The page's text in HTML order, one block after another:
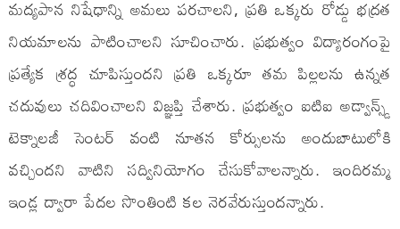
మద్యపాన నిషేధాన్ని అమలు పరచాలని, ప్రతి ఒక్కరు రోడ్డు భద్రత
నియమాలను పాటించాలని సూచించారు. ప్రభుత్వం విద్యారంగంపై
ప్రత్యేక శ్రద్ధ చూపిస్తుందని ప్రతి ఒక్కరూ తమ పిల్లలను ఉన్నత
చదువులు చదివించాలని విజ్ఞప్తి చేశారు. ప్రభుత్వం ఐటిఐ అడ్వాన్స్డ్
టెక్నాలజీ సెంటర్ వంటి నూతన కోర్సులను అందుబాటులోకి
వచ్చిందని వాటిని సద్వినియోగం చేసుకోవాలన్నారు. ఇందిరమ్మ
ఇండ్ల ద్వారా పేదల సొంతింటి కల నెరవేరుస్తుందన్నారు.